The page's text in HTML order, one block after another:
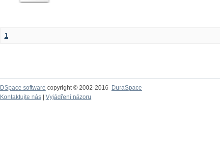
1
DSpace software copyright © 2002-2016
DuraSpace
Kontaktujte nás
Vyjádření názoru